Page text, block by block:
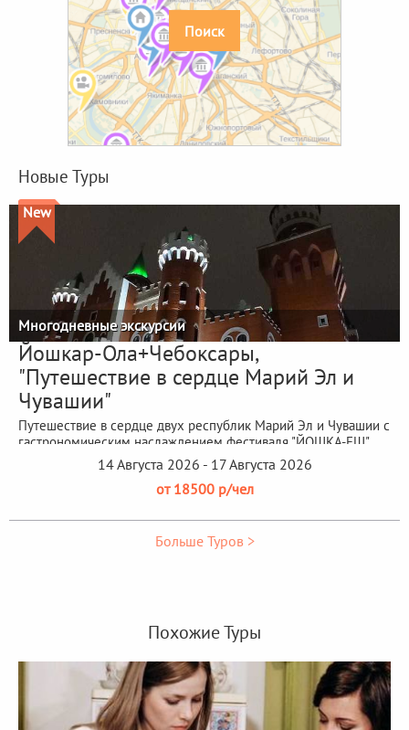
Поиск
Новые Туры
New
Многодневные экскурсии
Йошкар-Ола+Чебоксары,
"Путешествие в сердце Марий Эл и
Чувашии"
Путешествие в сердце двух республик Марий Эл и Чувашии с
гастрономическим наслаждением фестиваля "ЙОШКА-ЕШ"
14 Августа 2026 - 17 Августа 2026
от 18500 р/чел
Больше Туров >
Похожие Туры